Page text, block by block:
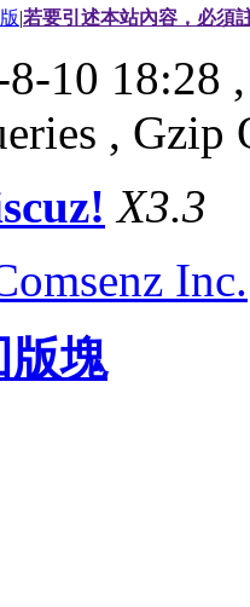
|若要引述本站內容，必須
10 18:28
, Gzip
X3.3
Inc.
版塊